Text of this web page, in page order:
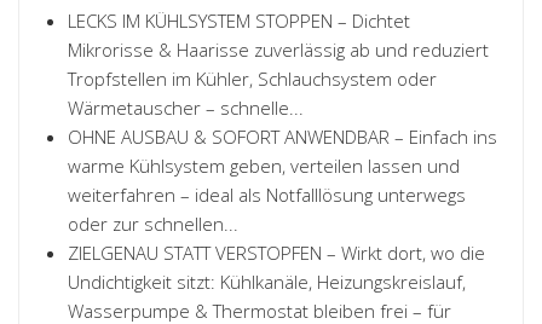
LECKS IM KÜHLSYSTEM STOPPEN – Dichtet
Mikrorisse & Haarisse zuverlässig ab und reduziert
Tropfstellen im Kühler, Schlauchsystem oder
Wärmetauscher – schnelle...
OHNE AUSBAU & SOFORT ANWENDBAR – Einfach ins
warme Kühlsystem geben, verteilen lassen und
weiterfahren – ideal als Notfalllösung unterwegs
oder zur schnellen...
ZIELGENAU STATT VERSTOPFEN – Wirkt dort, wo die
Undichtigkeit sitzt: Kühlkanäle, Heizungskreislauf,
Wasserpumpe & Thermostat bleiben frei – für